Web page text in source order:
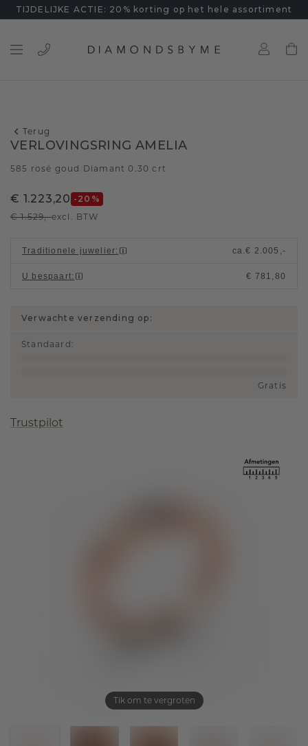
TIJDELIJKE ACTIE: 20% korting op het hele assortiment
Terug
Tik om te vergroten
VERLOVINGSRING AMELIA
585 rosé goud Diamant 0.30 crt
€ 1.223,20 -20 %
€ 1.529,-excl. BTW
Traditionele juwelier: ca.€ 2.005,-
U bespaart: € 781,80
Verwachte verzending op:
Standaard :
Gratis
Trustpilot